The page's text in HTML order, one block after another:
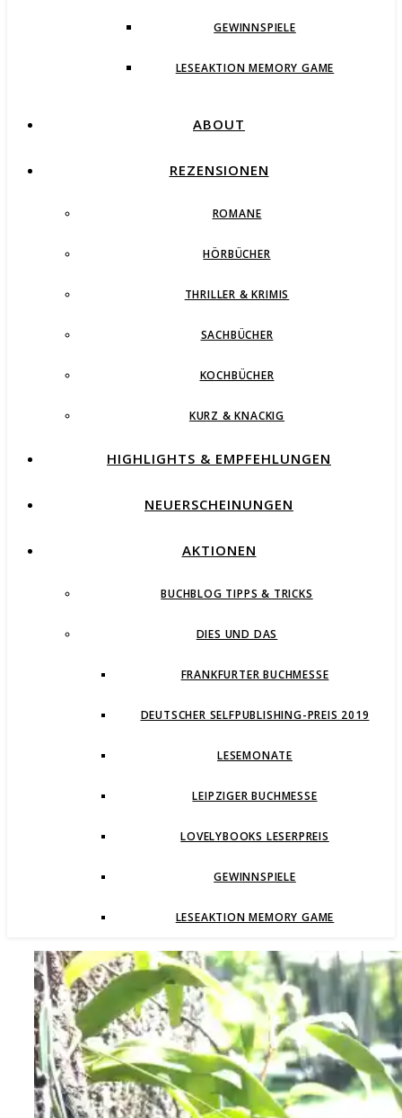
GEWINNSPIELE
LESEAKTION MEMORY GAME
ABOUT
REZENSIONEN
ROMANE
HÖRBÜCHER
THRILLER & KRIMIS
SACHBÜCHER
KOCHBÜCHER
KURZ & KNACKIG
HIGHLIGHTS & EMPFEHLUNGEN
NEUERSCHEINUNGEN
AKTIONEN
BUCHBLOG TIPPS & TRICKS
DIES UND DAS
FRANKFURTER BUCHMESSE
DEUTSCHER SELFPUBLISHING-PREIS 2019
LESEMONATE
LEIPZIGER BUCHMESSE
LOVELYBOOKS LESERPREIS
GEWINNSPIELE
LESEAKTION MEMORY GAME